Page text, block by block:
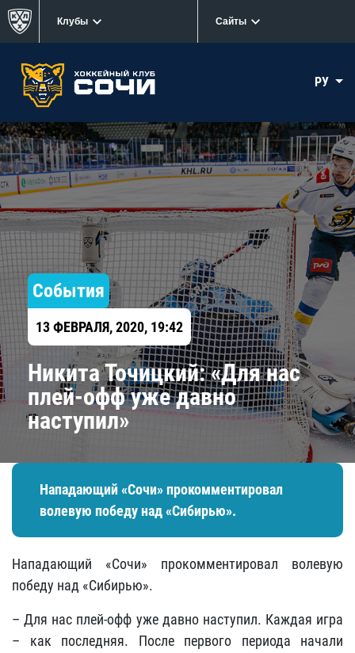
Клубы Сайты
РУ
События
13 ФЕВРАЛЯ, 2020, 19:42
Никита Точицкий: «Для нас
плей-офф уже давно
наступил»
Нападающий «Сочи» прокомментировал
волевую победу над «Сибирью».
Нападающий «Сочи» прокомментировал волевую
победу над «Сибирью».
– Для нас плей-офф уже давно наступил. Каждая игра
– как последняя. После первого периода начали